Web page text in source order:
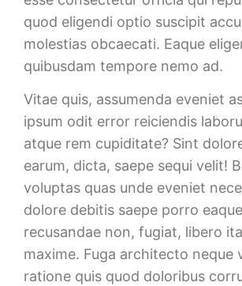
quod eligendi optio suscipit
molestias obcaecati. Eaque
quibusdam tempore nemo ad.
Vitae quis, assumenda eveniet
ipsum odit error reiciendis
atque rem cupiditate? Sint
earum, dicta, saepe sequi velit!
voluptas quas unde eveniet
dolore debitis saepe porro
recusandae non, fugiat, libero
maxime. Fuga architecto neque
ratione quis quod doloribus